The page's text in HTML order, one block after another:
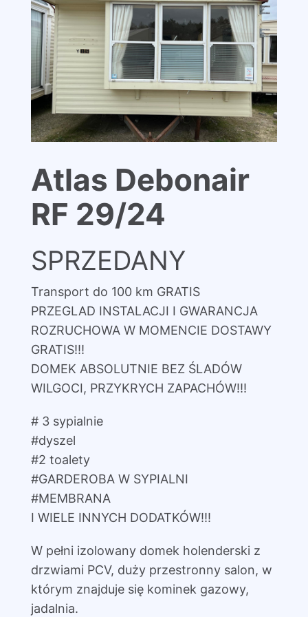
Atlas Debonair
RF 29/24
SPRZEDANY
Transport do 100 km GRATIS
PRZEGLAD INSTALACJI I GWARANCJA
ROZRUCHOWA W MOMENCIE DOSTAWY
GRATIS!!!
DOMEK ABSOLUTNIE BEZ ŚLADÓW
WILGOCI, PRZYKRYCH ZAPACHÓW!!!
# 3 sypialnie
#dyszel
#2 toalety
#GARDEROBA W SYPIALNI
#MEMBRANA
I WIELE INNYCH DODATKÓW!!!
W pełni izolowany domek holenderski z
drzwiami PCV, duży przestronny salon, w
którym znajduje się kominek gazowy,
jadalnia.